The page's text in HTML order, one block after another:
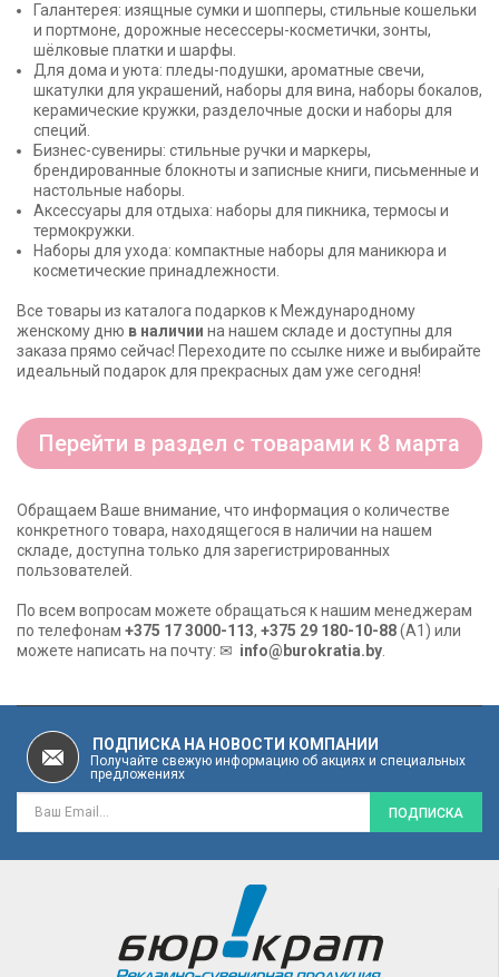
Галантерея: изящные сумки и шопперы, стильные кошельки
и портмоне, дорожные несессеры-косметички, зонты,
шёлковые платки и шарфы.
Для дома и уюта: пледы-подушки, ароматные свечи,
шкатулки для украшений, наборы для вина, наборы бокалов,
керамические кружки, разделочные доски и наборы для
специй.
Бизнес-сувениры: стильные ручки и маркеры,
брендированные блокноты и записные книги, письменные и
настольные наборы.
Аксессуары для отдыха: наборы для пикника, термосы и
термокружки.
Наборы для ухода: компактные наборы для маникюра и
косметические принадлежности.
Все товары из каталога подарков к Международному
женскому дню в наличии на нашем складе и доступны для
заказа прямо сейчас! Переходите по ссылке ниже и выбирайте
идеальный подарок для прекрасных дам уже сегодня!
Перейти в раздел с товарами к 8 марта
Обращаем Ваше внимание, что информация о количестве
конкретного товара, находящегося в наличии на нашем
складе, доступна только для зарегистрированных
пользователей.
По всем вопросам можете обращаться к нашим менеджерам
по телефонам +375 17 3000-113, +375 29 180-10-88(A1) или
можете написать на почту: ✉ info@burokratia.by.
ПОДПИСКА НА НОВОСТИ КОМПАНИИ
Получайте свежую информацию об акциях и специальных
предложениях
ПОДПИСКА